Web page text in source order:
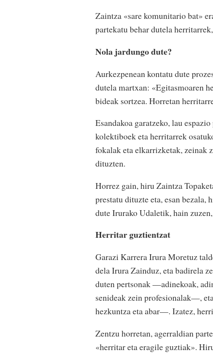
Zaintza «sare komunitario bat»
partekatu behar dutela
Nola jardungo dute?
Aurkezpenean kontatu dute
dutela martxan: «Egitasmoaren
bideak sortzea. Horretan
Esandakoa garatzeko, lau
kolektiboek eta herritarrek
fokalak eta elkarrizketak, zeinak
dituzten.
Horrez gain, hiru Zaintza
prestatu dituzte eta, esan bezala,
dute Irurako Udaletik, hain
Herritar guztientzat
Garazi Karrera Irura Moretuz
dela Irura Zainduz, eta badirela
duten pertsonak —adinekoak,
senideak zein profesionalak—,
hezkuntza eta abar—. Izatez,
Zentzu horretan, agerraldian
«herritar eta eragile guztiak».